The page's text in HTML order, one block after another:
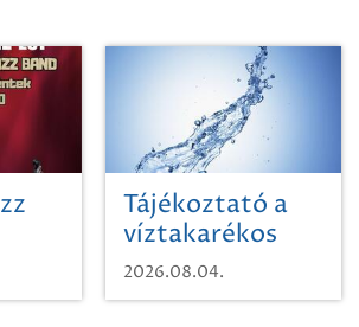
Tájékoztató a
víztakarékos
vízhasználatról
2026.08.04.